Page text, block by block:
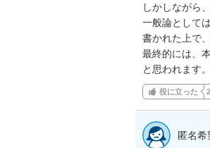
しかしながら
一般論として
書かれた上で
最終的には、
と思われます。
役に立った 2
匿名希